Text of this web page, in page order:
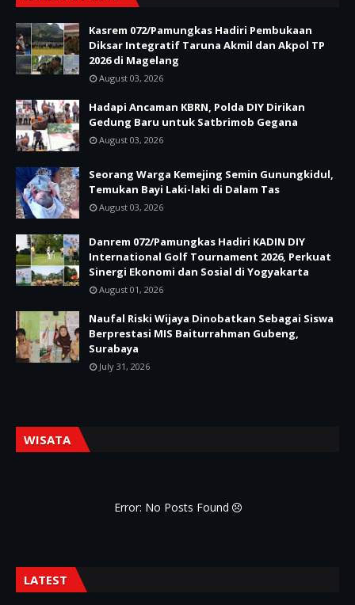
Kasrem 072/Pamungkas Hadiri Pembukaan
Diksar Integratif Taruna Akmil dan Akpol TP
2026 di Magelang
August 03, 2026
Hadapi Ancaman KBRN, Polda DIY Dirikan
Gedung Baru untuk Satbrimob Gegana
August 03, 2026
Seorang Warga Kemejing Semin Gunungkidul,
Temukan Bayi Laki-laki di Dalam Tas
August 03, 2026
Danrem 072/Pamungkas Hadiri KADIN DIY
International Golf Tournament 2026, Perkuat
Sinergi Ekonomi dan Sosial di Yogyakarta
August 01, 2026
Naufal Riski Wijaya Dinobatkan Sebagai Siswa
Berprestasi MIS Baiturrahman Gubeng,
Surabaya
July 31, 2026
WISATA
Error: No Posts Found
LATEST